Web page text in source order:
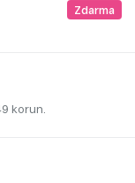
Zdarma
korun.